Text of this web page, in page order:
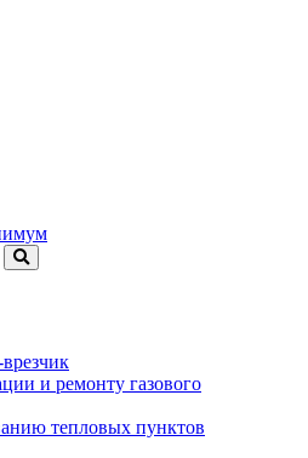
Поиск
и ремонту газового
тепловых пунктов